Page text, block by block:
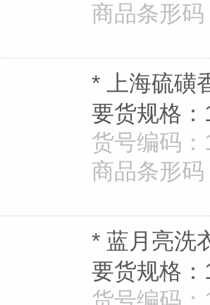
商品条形
* 上海硫磺
要货规格：
货号编码
商品条形
* 蓝月亮洗
要货规格：